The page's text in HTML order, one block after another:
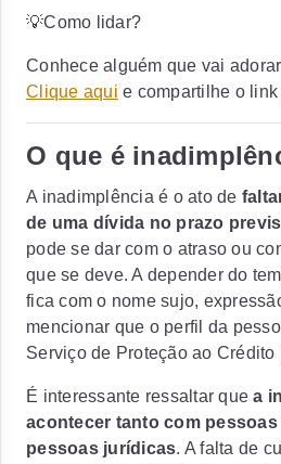
💡Como lidar?
Conhece alguém que vai
Clique aqui e compartilhe o
O que é
A inadimplência é o ato de
de uma dívida no prazo
pode se dar com o atraso ou
que se deve. A depender do
fica com o nome sujo,
mencionar que o perfil da
Serviço de Proteção ao Crédito
É interessante ressaltar quea
acontecer tanto com
pessoas jurídicas. A falta de